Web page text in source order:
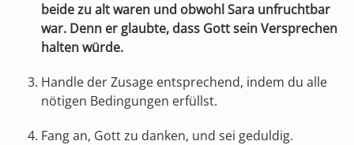
beide zu alt waren und obwohl Sara unfruchtbar
war. Denn er glaubte, dass Gott sein Versprechen
halten würde.
Handle der Zusage entsprechend, indem du alle
nötigen Bedingungen erfüllst.
Fang an, Gott zu danken, und sei geduldig.